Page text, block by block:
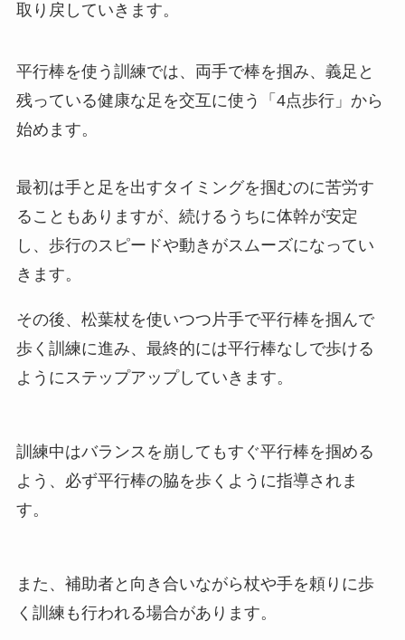
取り戻していきます。
平行棒を使う訓練では、両手で棒を掴み、義足と
残っている健康な足を交互に使う「4点歩行」から
始めます。
最初は手と足を出すタイミングを掴むのに苦労す
ることもありますが、続けるうちに体幹が安定
し、歩行のスピードや動きがスムーズになってい
きます。
その後、松葉杖を使いつつ片手で平行棒を掴んで
歩く訓練に進み、最終的には平行棒なしで歩ける
ようにステップアップしていきます。
訓練中はバランスを崩してもすぐ平行棒を掴める
よう、必ず平行棒の脇を歩くように指導されま
す。
また、補助者と向き合いながら杖や手を頼りに歩
く訓練も行われる場合があります。